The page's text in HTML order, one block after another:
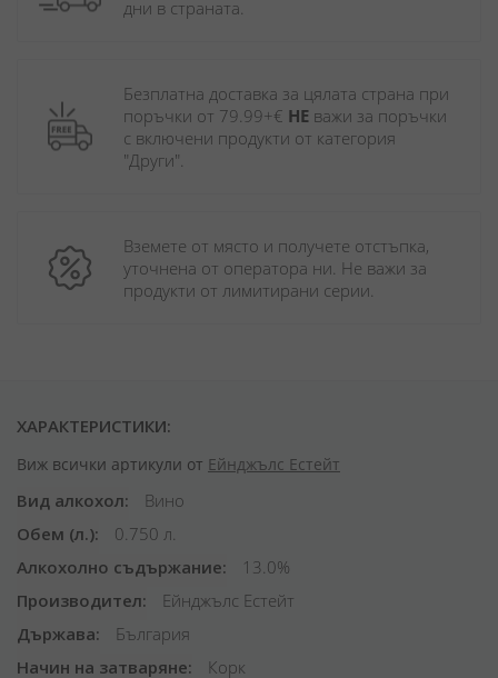
дни в страната.
Безплатна доставка за цялата страна при
поръчки от 79.99+€ НЕ важи за поръчки
с включени продукти от категория
"Други".
Вземете от място и получете отстъпка,
уточнена от оператора ни. Не важи за
продукти от лимитирани серии.
ХАРАКТЕРИСТИКИ:
Виж всички артикули от Ейнджълс Естейт
Вид алкохол
Вино
Обем (л.)
0.750 л.
Алкохолно съдържание
13.0%
Производител
Ейнджълс Естейт
Държава
България
Начин на затваряне
Корк